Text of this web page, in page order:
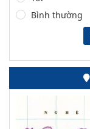
Bình thường